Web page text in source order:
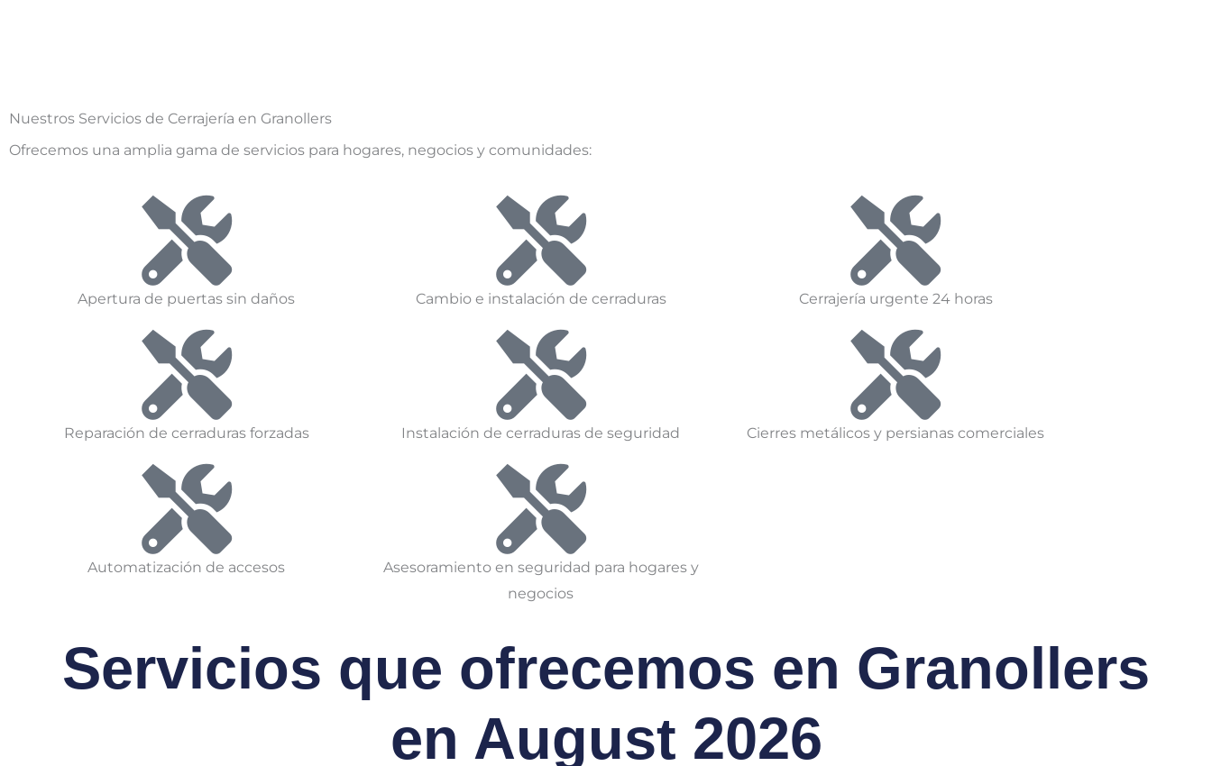
Nuestros Servicios de Cerrajería en Granollers
Ofrecemos una amplia gama de servicios para hogares, negocios y comunidades:
Apertura de puertas sin daños Cambio e instalación de cerraduras Cerrajería urgente 24 horas
Reparación de cerraduras forzadas Instalación de cerraduras de seguridad Cierres metálicos y persianas comerciales
Automatización de accesos
Asesoramiento en seguridad para hogares y
negocios
Servicios que ofrecemos en Granollers
en August 2026